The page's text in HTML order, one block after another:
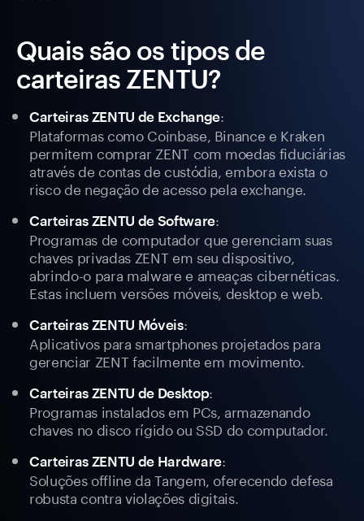
Quais são os tipos de
carteiras ZENTU?
Carteiras ZENTU de Exchange:
Plataformas como Coinbase, Binance e Kraken
permitem comprar ZENT com moedas fiduciárias
através de contas de custódia, embora exista o
risco de negação de acesso pela exchange.
Carteiras ZENTU de Software:
Programas de computador que gerenciam suas
chaves privadas ZENT em seu dispositivo,
abrindo-o para malware e ameaças cibernéticas.
Estas incluem versões móveis, desktop e web.
Carteiras ZENTU Móveis:
Aplicativos para smartphones projetados para
gerenciar ZENT facilmente em movimento.
Carteiras ZENTU de Desktop:
Programas instalados em PCs, armazenando
chaves no disco rígido ou SSD do computador.
Carteiras ZENTU de Hardware:
Soluções offline da Tangem, oferecendo defesa
robusta contra violações digitais.